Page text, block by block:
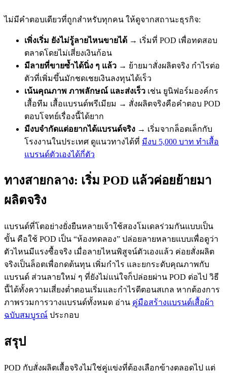
ไม่มีคำตอบเดียวที่ถูกสำหรับทุกคน ให้ดูจากสถานะธุรกิจ:
เพิ่งเริ่ม ยังไม่รู้ลายไหนขายได้ → เริ่มที่ POD เพื่อทดสอบ
ตลาดโดยไม่เสี่ยงเงินก้อน
มีลายที่ขายซ้ำได้นิ่ง ๆ แล้ว → ย้ายมาสั่งผลิตจริง กำไรต่อ
ตัวที่เพิ่มขึ้นมักชดเชยเงินลงทุนได้เร็ว
เน้นคุณภาพ ภาพลักษณ์ และส่งเร็ว เช่น ยูนิฟอร์มองค์กร
เสื้อทีม เสื้อแบรนด์พรีเมียม → สั่งผลิตจริงคือคำตอบ POD
ตอบโจทย์เรื่องนี้ได้ยาก
มีงบจำกัดแต่อยากได้แบรนด์จริง → เริ่มจากล็อตเล็กกับ
โรงงานในประเทศ ดูแนวทางได้ที่ มีงบ 5,000 บาท ทำเสื้อ
แบรนด์ตัวเองได้กี่ตัว
ทางสายกลาง: เริ่ม POD แล้วค่อยย้ายมา
ผลิตจริง
แบรนด์ที่โตอย่างยั่งยืนหลายเจ้าใช้สองโมเดลร่วมกันแบบเป็น
ขั้น คือใช้ POD เป็น “ห้องทดลอง” ปล่อยลายหลายแบบเพื่อดูว่า
ตัวไหนมีแรงซื้อจริง เมื่อลายไหนพิสูจน์ตัวเองแล้ว ค่อยสั่งผลิต
จริงเป็นล็อตเพื่อกดต้นทุน เพิ่มกำไร และยกระดับคุณภาพกับ
แบรนด์ ส่วนลายใหม่ ๆ ที่ยังไม่แน่ใจก็ปล่อยผ่าน POD ต่อไป วิธี
นี้ได้ทั้งความเสี่ยงต่ำตอนเริ่มและกำไรดีตอนสเกล หากต้องการ
ภาพรวมการวางแบรนด์ทั้งหมด อ่าน คู่มือสร้างแบรนด์เสื้อผ้า
ฉบับสมบูรณ์ ประกอบ
สรุป
POD กับสั่งผลิตเสื้อจริงไม่ใช่คู่แข่งที่ต้องเลือกข้างตลอดไป แต่